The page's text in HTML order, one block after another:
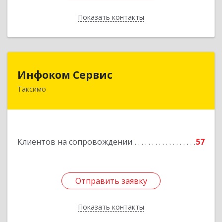
Показать контакты
Назад
Инфоком Сервис
Таксимо
Клиентов на сопровождении 57
Отправить заявку
Показать контакты
671560, Республика Бурятия, Муйский р-н, пгт.
Отправить заявку
Назад